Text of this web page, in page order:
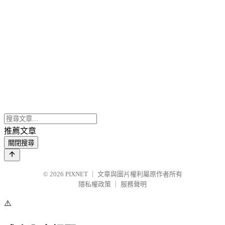
推薦文章
關閉搜尋
© 2026 PIXNET
文章與圖片權利屬原作者所有
隱私權政策
服務聲明
⚠️